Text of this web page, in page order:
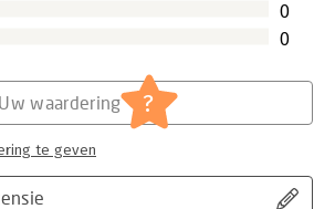
0
0
Uw waardering ?
te geven